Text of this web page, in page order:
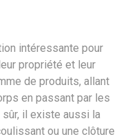
intéressante pour
propriété et leur
de produits, allant
en passant par les
il existe aussi la
ou une clôture